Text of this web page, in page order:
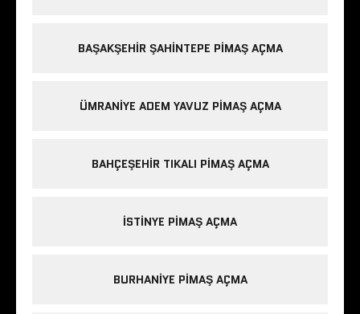
BAŞAKŞEHIR ŞAHINTEPE PIMAŞ AÇMA
ÜMRANIYE ADEM YAVUZ PIMAŞ AÇMA
BAHÇEŞEHIR TIKALI PIMAŞ AÇMA
ISTINYE PIMAŞ AÇMA
BURHANIYE PIMAŞ AÇMA